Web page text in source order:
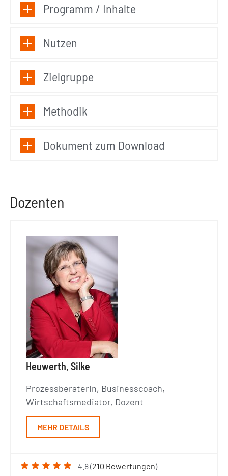
Programm / Inhalte
Nutzen
Zielgruppe
Methodik
Dokument zum Download
Dozenten
Heuwerth, Silke
Prozessberaterin, Businesscoach,
Wirtschaftsmediator, Dozent
MEHR DETAILS
4.8 (210 Bewertungen)